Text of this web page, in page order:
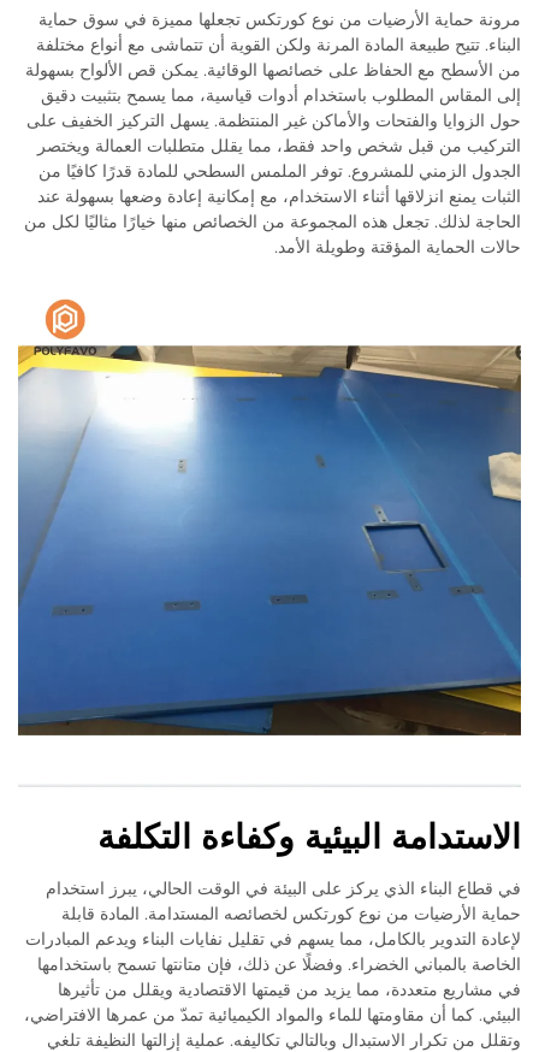
مرونة حماية الأرضيات من نوع كورتكس تجعلها مميزة في سوق حماية
البناء. تتيح طبيعة المادة المرنة ولكن القوية أن تتماشى مع أنواع مختلفة
من الأسطح مع الحفاظ على خصائصها الوقائية. يمكن قص الألواح بسهولة
إلى المقاس المطلوب باستخدام أدوات قياسية، مما يسمح بتثبيت دقيق
حول الزوايا والفتحات والأماكن غير المنتظمة. يسهل التركيز الخفيف على
التركيب من قبل شخص واحد فقط، مما يقلل متطلبات العمالة ويختصر
الجدول الزمني للمشروع. توفر الملمس السطحي للمادة قدرًا كافيًا من
الثبات يمنع انزلاقها أثناء الاستخدام، مع إمكانية إعادة وضعها بسهولة عند
الحاجة لذلك. تجعل هذه المجموعة من الخصائص منها خيارًا مثاليًا لكل من
حالات الحماية المؤقتة وطويلة الأمد.
الاستدامة البيئية وكفاءة التكلفة
في قطاع البناء الذي يركز على البيئة في الوقت الحالي، يبرز استخدام
حماية الأرضيات من نوع كورتكس لخصائصه المستدامة. المادة قابلة
لإعادة التدوير بالكامل، مما يسهم في تقليل نفايات البناء ويدعم المبادرات
الخاصة بالمباني الخضراء. وفضلًا عن ذلك، فإن متانتها تسمح باستخدامها
في مشاريع متعددة، مما يزيد من قيمتها الاقتصادية ويقلل من تأثيرها
البيئي. كما أن مقاومتها للماء والمواد الكيميائية تمدّ من عمرها الافتراضي،
وتقلل من تكرار الاستبدال وبالتالي تكاليفه. عملية إزالتها النظيفة تلغي